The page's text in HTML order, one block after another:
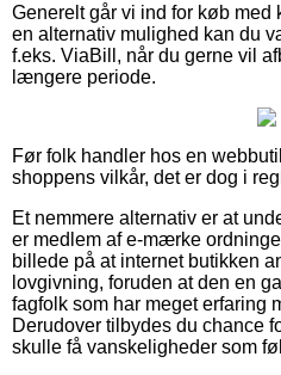
Generelt går vi ind for køb
en alternativ mulighed kan du
f.eks. ViaBill, når du gerne vil
længere periode.
Før folk handler hos en
shoppens vilkår, det er dog i
Et nemmere alternativ er at
er medlem af e-mærke
billede på at internet butikken
lovgivning, foruden at den en
fagfolk som har meget erfaring
Derudover tilbydes du chance
skulle få vanskeligheder som